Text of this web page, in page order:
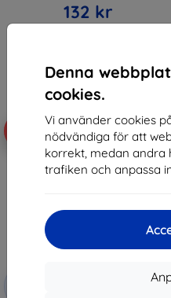
Denna
cookies.
Vi använder cookies
nödvändiga för att
korrekt, medan andra
trafiken och anpassa
132 kr
EXTRA10